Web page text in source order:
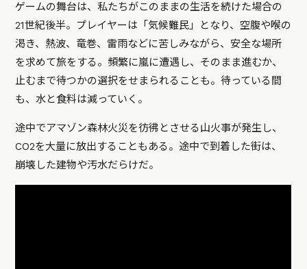
ゲームの舞台は、私たちがこのままの生活を続けた場合の
21世紀後半。プレイヤーは「気候難民」となり、空腹や喉の
渇き、熱波、竜巻、雷雨などに苦しみながら、安全な場所
を求めて旅をする。頻繁に嵐に遭遇し、そのまま進むか、
止むまで待つかの選択をせまられることも。待っている間
も、水と食料は減っていく。
途中でアマゾン森林火災を彷彿とさせる山火事が発生し、
CO2を大量に放出することもある。途中で到着した街は、
崩壊した建物や汚水だらけだ。